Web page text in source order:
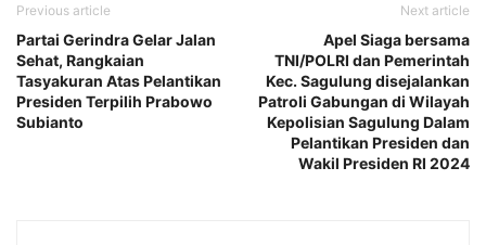
Previous article
Partai Gerindra Gelar Jalan
Sehat, Rangkaian
Tasyakuran Atas Pelantikan
Presiden Terpilih Prabowo
Subianto
Next article
Apel Siaga bersama
TNI/POLRI dan Pemerintah
Kec. Sagulung disejalankan
Patroli Gabungan di Wilayah
Kepolisian Sagulung Dalam
Pelantikan Presiden dan
Wakil Presiden RI 2024